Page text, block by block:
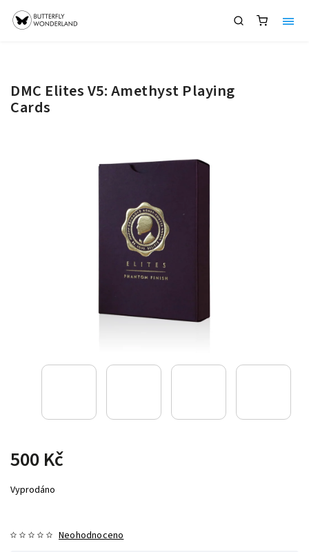
DMC Elites V5: Amethyst Playing
Cards
500 Kč
Vyprodáno
Neohodnoceno